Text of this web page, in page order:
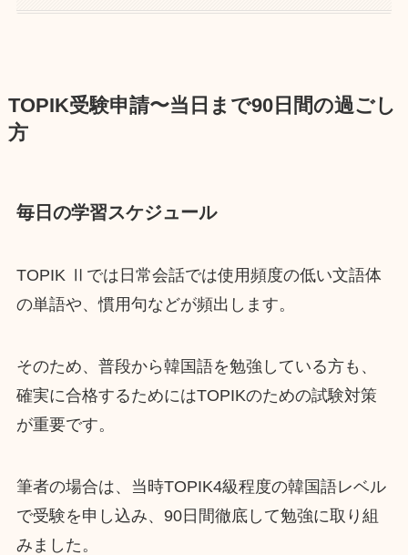
TOPIK受験申請〜当日まで90日間の過ごし
方
毎日の学習スケジュール
TOPIK Ⅱでは日常会話では使用頻度の低い文語体
の単語や、慣用句などが頻出します。
そのため、普段から韓国語を勉強している方も、
確実に合格するためにはTOPIKのための試験対策
が重要です。
筆者の場合は、当時TOPIK4級程度の韓国語レベル
で受験を申し込み、90日間徹底して勉強に取り組
みました。